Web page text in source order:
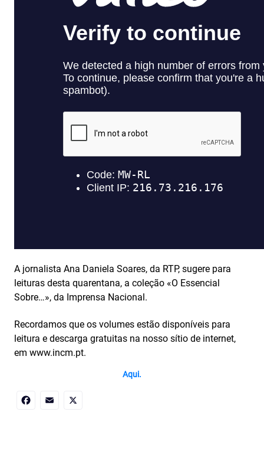
A jornalista Ana Daniela Soares, da RTP, sugere para
leituras desta quarentana, a coleção «O Essencial
Sobre…», da Imprensa Nacional.
Recordamos que os volumes estão disponíveis para
leitura e descarga gratuitas na nosso sítio de internet,
em www.incm.pt.
Aqui.